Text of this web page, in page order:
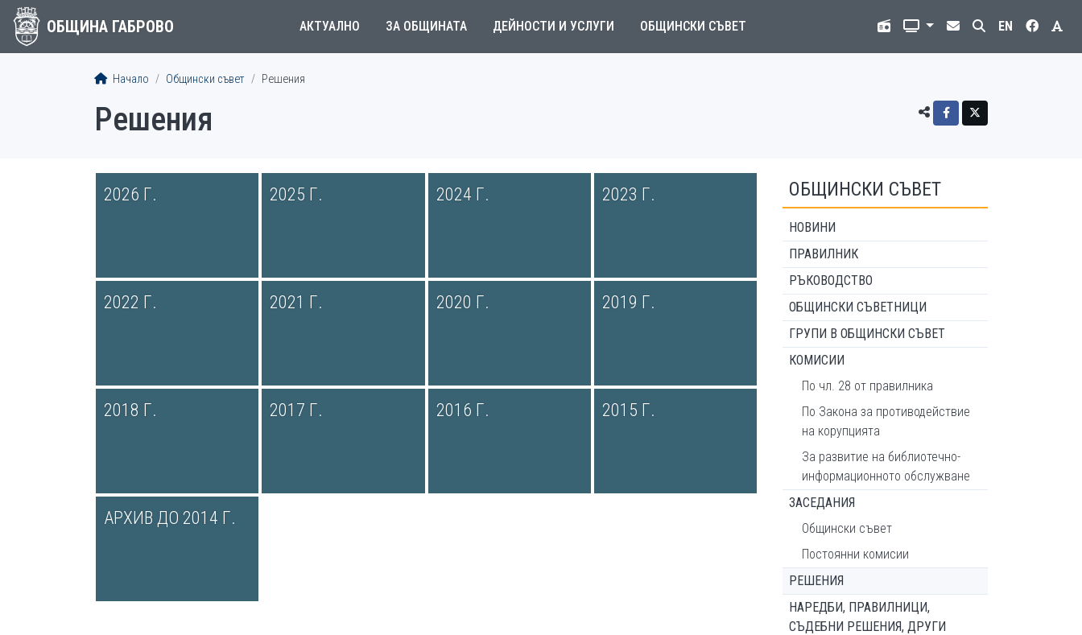
ОБЩИНА ГАБРОВО АКТУАЛНО ЗА ОБЩИНАТА ДЕЙНОСТИ И УСЛУГИ ОБЩИНСКИ СЪВЕТ EN
Начало Общински съвет Решения
Решения
2026 Г. 2025 Г. 2024 Г. 2023 Г.
2022 Г. 2021 Г. 2020 Г. 2019 Г.
2018 Г. 2017 Г. 2016 Г. 2015 Г.
АРХИВ ДО 2014 Г.
ОБЩИНСКИ СЪВЕТ
НОВИНИ
ПРАВИЛНИК
РЪКОВОДСТВО
ОБЩИНСКИ СЪВЕТНИЦИ
ГРУПИ В ОБЩИНСКИ СЪВЕТ
КОМИСИИ
По чл. 28 от правилника
По Закона за противодействие
на корупцията
За развитие на библиотечно-
информационното обслужване
ЗАСЕДАНИЯ
Общински съвет
Постоянни комисии
РЕШЕНИЯ
НАРЕДБИ, ПРАВИЛНИЦИ,
СЪДЕБНИ РЕШЕНИЯ, ДРУГИ